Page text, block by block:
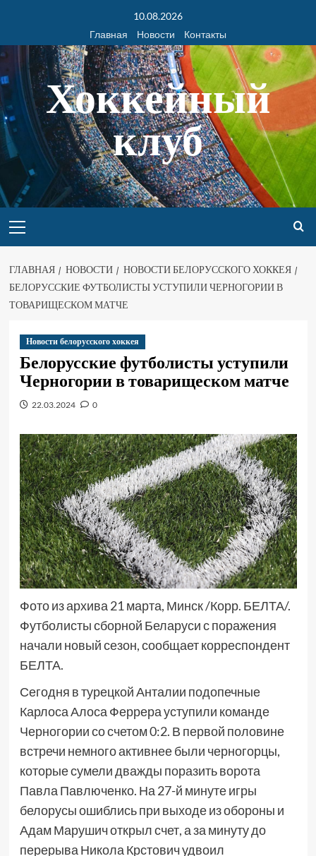
10.08.2026
Главная
Новости Контакты
Хоккейный
клуб
ГЛАВНАЯ НОВОСТИ
НОВОСТИ БЕЛОРУССКОГО ХОККЕЯ
БЕЛОРУССКИЕ ФУТБОЛИСТЫ УСТУПИЛИ ЧЕРНОГОРИИ В
ТОВАРИЩЕСКОМ МАТЧЕ
Новости белорусского хоккея
Белорусские футболисты уступили
Черногории в товарищеском матче
22.03.2024 0
Фото из архива 21 марта, Минск /Корр. БЕЛТА/.
Футболисты сборной Беларуси с поражения
начали новый сезон, сообщает корреспондент
БЕЛТА.
Сегодня в турецкой Анталии подопечные
Карлоса Алоса Феррера уступили команде
Черногории со счетом 0:2. В первой половине
встречи немного активнее были черногорцы,
которые сумели дважды поразить ворота
Павла Павлюченко. На 27-й минуте игры
белорусы ошиблись при выходе из обороны и
Адам Марушич открыл счет, а за минуту до
перерыва Никола Крстович удвоил